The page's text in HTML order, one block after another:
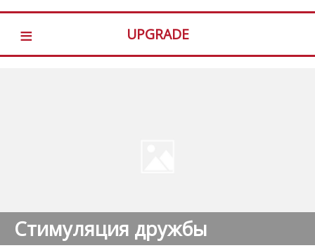
≡ UPGRADE
Стимуляция дружбы